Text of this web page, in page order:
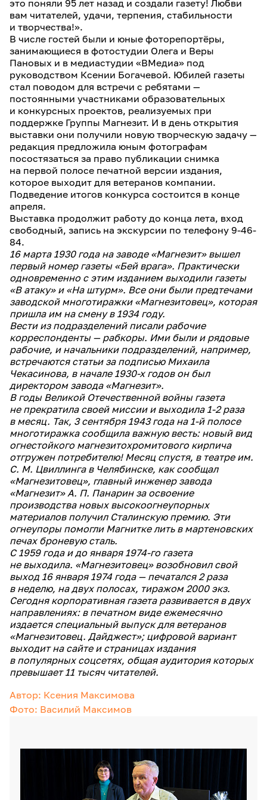
это поняли 95 лет назад и создали газету! Любви
вам читателей, удачи, терпения, стабильности
и творчества!».
В числе гостей были и юные фоторепортёры,
занимающиеся в фотостудии Олега и Веры
Пановых и в медиастудии «ВМедиа» под
руководством Ксении Богачевой. Юбилей газеты
стал поводом для встречи с ребятами —
постоянными участниками образовательных
и конкурсных проектов, реализуемых при
поддержке Группы Магнезит. И в день открытия
выставки они получили новую творческую задачу —
редакция предложила юным фотографам
посостязаться за право публикации снимка
на первой полосе печатной версии издания,
которое выходит для ветеранов компании.
Подведение итогов конкурса состоится в конце
апреля.
Выставка продолжит работу до конца лета, вход
свободный, запись на экскурсии по телефону 9-46-
84.
16 марта 1930 года на заводе «Магнезит» вышел
первый номер газеты «Бей врага». Практически
одновременно с этим изданием выходили газеты
«В атаку» и «На штурм». Все они были предтечами
заводской многотиражки «Магнезитовец», которая
пришла им на смену в 1934 году.
Вести из подразделений писали рабочие
корреспонденты — рабкоры. Ими были и рядовые
рабочие, и начальники подразделений, например,
встречаются статьи за подписью Михаила
Чекасинова, в начале 1930-х годов он был
директором завода «Магнезит».
В годы Великой Отечественной войны газета
не прекратила своей миссии и выходила 1-2 раза
в месяц. Так, 3 сентября 1943 года на 1-й полосе
многотиражка сообщила важную весть: новый вид
огнестойкого магнезитохромитового кирпича
отгружен потребителю! Месяц спустя, в театре им.
С. М. Цвиллинга в Челябинске, как сообщал
«Магнезитовец», главный инженер завода
«Магнезит» А. П. Панарин за освоение
производства новых высокоогнеупорных
материалов получил Сталинскую премию. Эти
огнеупоры помогли Магнитке лить в мартеновских
печах броневую сталь.
С 1959 года и до января 1974-го газета
не выходила. «Магнезитовец» возобновил свой
выход 16 января 1974 года — печатался 2 раза
в неделю, на двух полосах, тиражом 2000 экз.
Сегодня корпоративная газета развивается в двух
направлениях: в печатном виде ежемесячно
издается специальный выпуск для ветеранов
«Магнезитовец. Дайджест»; цифровой вариант
выходит на сайте и страницах издания
в популярных соцсетях, общая аудитория которых
превышает 11 тысяч читателей.
Автор: Ксения Максимова
Фото: Василий Максимов